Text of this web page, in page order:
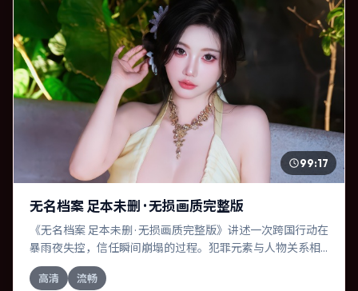
99:17
无名档案 足本未删 · 无损画质完整版
《无名档案 足本未删 · 无损画质完整版》讲述一次跨国行动在
暴雨夜失控，信任瞬间崩塌的过程。犯罪元素与人物关系相
互咬合，汤唯、河正宇的对手戏尤为出彩。导演娄烨善于在
长镜头中积蓄张力，本片亦在加拿大实地取景，增强真实质
高清 流畅